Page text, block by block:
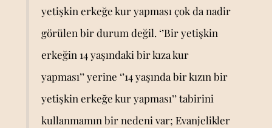
yetişkin erkeğe kur yapması çok da nadir
görülen bir durum değil. ‘’Bir yetişkin
erkeğin 14 yaşındaki bir kıza kur
yapması’’ yerine ‘’14 yaşında bir kızın bir
yetişkin erkeğe kur yapması’’ tabirini
kullanmamın bir nedeni var; Evanjelikler